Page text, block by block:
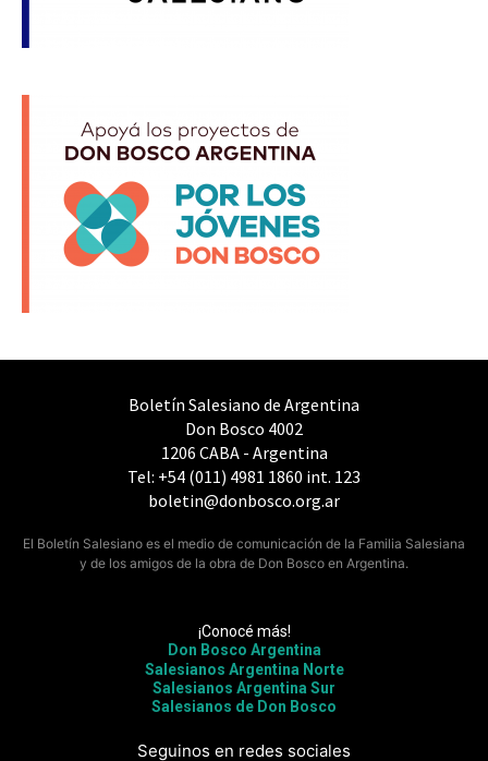
Boletín Salesiano de Argentina
Don Bosco 4002
1206 CABA - Argentina
Tel: +54 (011) 4981 1860 int. 123
boletin@donbosco.org.ar
El Boletín Salesiano es el medio de comunicación de la Familia Salesiana
y de los amigos de la obra de Don Bosco en Argentina.
¡Conocé más!
Don Bosco Argentina
Salesianos Argentina Norte
Salesianos Argentina Sur
Salesianos de Don Bosco
Seguinos en redes sociales